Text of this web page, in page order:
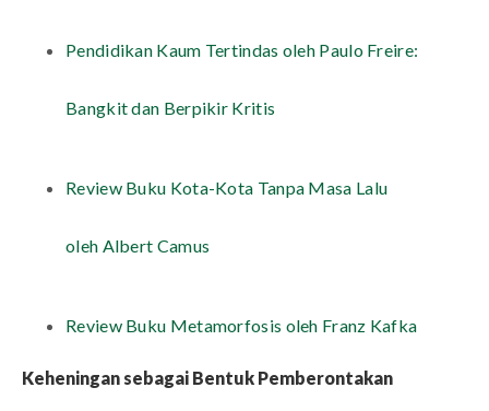
Pendidikan Kaum Tertindas oleh Paulo Freire:
Bangkit dan Berpikir Kritis
Review Buku Kota-Kota Tanpa Masa Lalu
oleh Albert Camus
Review Buku Metamorfosis oleh Franz Kafka
Keheningan sebagai Bentuk Pemberontakan